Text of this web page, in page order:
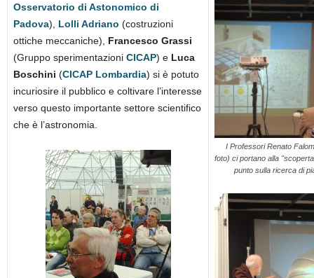
Osservatorio di Astonomico di
Padova), Lolli Adriano (costruzioni
ottiche meccaniche), Francesco Grassi
(Gruppo sperimentazioni CICAP) e Luca
Boschini (CICAP Lombardia) si è potuto
incuriosire il pubblico e coltivare l’interesse
verso questo importante settore scientifico
che è l’astronomia.
I Professori Renato
foto) ci portano alla
punto sulla ricerca di